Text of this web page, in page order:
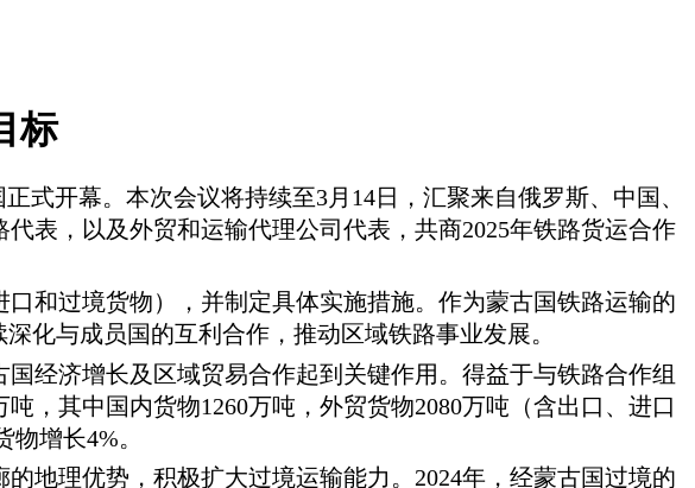
标
式开幕。本次会议将持续至3月14日，汇聚来自俄罗斯、中国、
表，以及外贸和运输代理公司代表，共商2025年铁路货运合作
和过境货物），并制定具体实施措施。作为蒙古国铁路运输的
化与成员国的互利合作，推动区域铁路事业发展。
经济增长及区域贸易合作起到关键作用。得益于与铁路合作组
，其中国内货物1260万吨，外贸货物2080万吨（含出口、进口
增长4%。
地理优势，积极扩大过境运输能力。 2024年，经蒙古国过境的